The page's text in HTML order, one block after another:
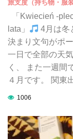
旅支度（持ち物・服装
「Kwiecień -
lata」
4月は冬
決まり文句がポ
一日で全部の天
く、 また一週間
４月です。 関
1006